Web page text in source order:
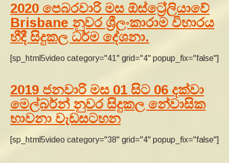
2020 පෙබරවාරි මස ඕස්ට්‍රේලියාවේ
Brisbane නුවර ශ්‍රීලංකාරාම විහාරය
හීදී සිදුකල ධර්ම දේශනා.
[sp_html5video category="41" grid="4" popup_fix="false"]
2019 ජනවාරි මස 01 සිට 06 දක්වා
මෙල්බර්න් නුවර සිදුකල නේවාසික
භාවනා වැඩසටහන
[sp_html5video category="38" grid="4" popup_fix="false"]